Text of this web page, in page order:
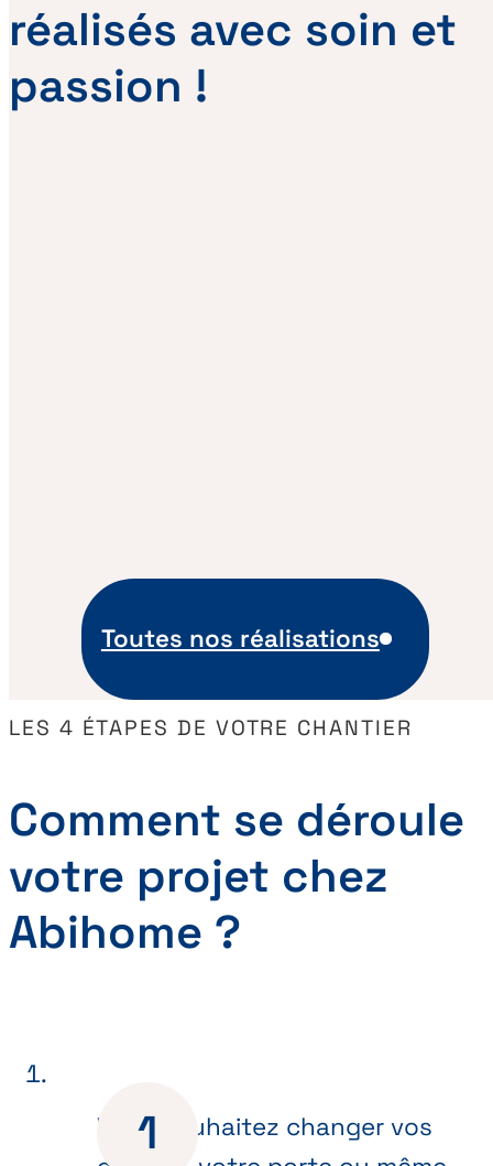
réalisés avec soin et
passion !
Toutes nos réalisations
LES 4 ÉTAPES DE VOTRE CHANTIER
Comment se déroule
votre projet chez
Abihome ?
Vous souhaitez changer vos